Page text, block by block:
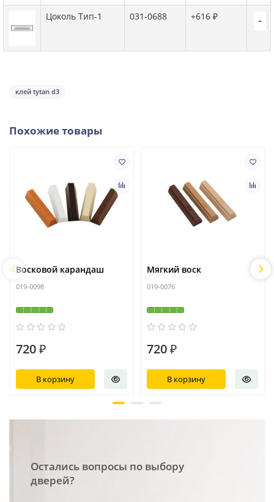
Цоколь Тип-1 031-0688 +616 ₽ -
клей tytan d3
Похожие товары
Восковой карандаш
019-0098
720 ₽
В корзину
Мягкий воск
019-0076
720 ₽
В корзину
Остались вопросы по выбору
дверей?